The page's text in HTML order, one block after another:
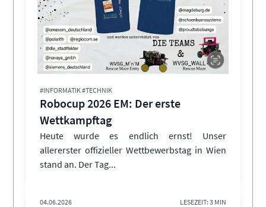
#INFORMATIK #TECHNIK
Robocup 2026 EM: Der erste
Wettkampftag
Heute wurde es endlich ernst! Unser
allererster offizieller Wettbewerbstag in Wien
stand an. Der Tag...
04.06.2026 LESEZEIT: 3 MIN